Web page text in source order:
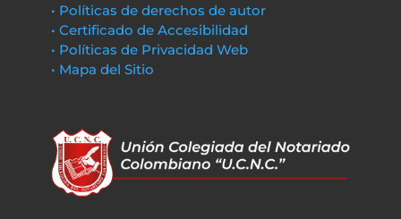
• Políticas de derechos de autor
• Certificado de Accesibilidad
• Políticas de Privacidad Web
• Mapa del Sitio